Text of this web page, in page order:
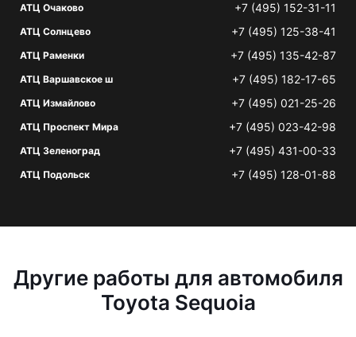
АТЦ Очаково +7 (495) 152-31-11
АТЦ Солнцево +7 (495) 125-38-41
АТЦ Раменки +7 (495) 135-42-87
АТЦ Варшавское ш +7 (495) 182-17-65
АТЦ Измайлово +7 (495) 021-25-26
АТЦ Проспект Мира +7 (495) 023-42-98
АТЦ Зеленоград +7 (495) 431-00-33
АТЦ Подольск +7 (495) 128-01-88
Другие работы для автомобиля
Toyota Sequoia